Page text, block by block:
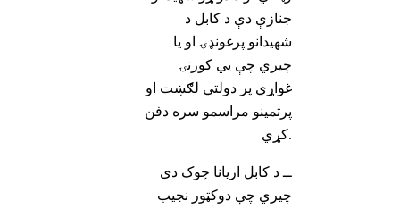
جنازې دې د کابل د
شهیدانو پرغونډۍ او یا
چیري چې يي کورنۍ
غواړي پر دولتي لګښت او
پرتمینو مراسمو سره دفن
کړي.
ــ د کابل اریانا چوک دی
چیري چې دوکټور نجیب